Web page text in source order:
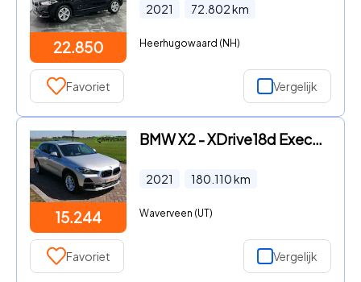
22.850
2021 72.802km
Heerhugowaard (NH)
Favoriet Vergelijk
15.244
BMW X2 - XDrive18d Executive 2.0 TDI AUT *PANO*LED 2021
2021 180.110km
Waverveen (UT)
Favoriet Vergelijk